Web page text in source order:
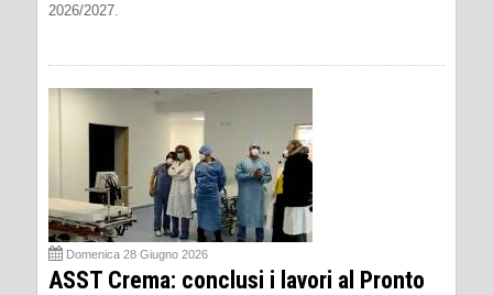
2026/2027.
Domenica 28 Giugno 2026
ASST Crema: conclusi i lavori al Pronto